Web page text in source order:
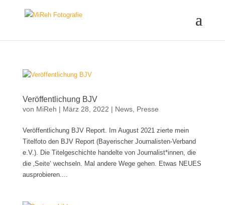
Veröffentlichung BJV
von MiReh | März 28, 2022 | News, Presse
Veröffentlichung BJV Report. Im August 2021 zierte mein
Titelfoto den BJV Report (Bayerischer Journalisten-Verband
e.V.). Die Titelgeschichte handelte von Journalist*innen, die
die ‚Seite‘ wechseln. Mal andere Wege gehen. Etwas NEUES
ausprobieren....